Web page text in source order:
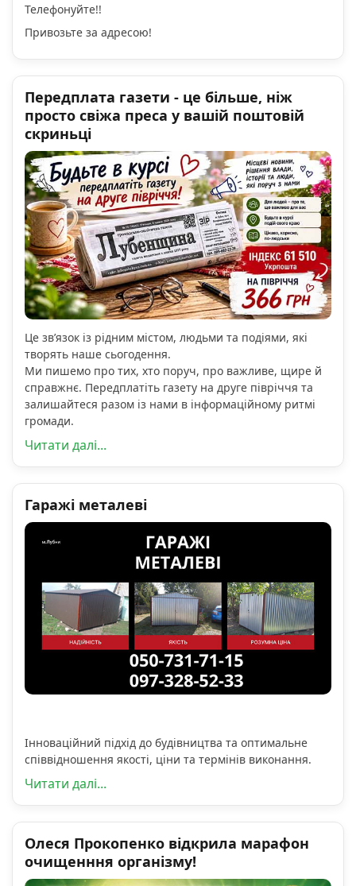
Телефонуйте!!
Привозьте за адресою!
Передплата газети - це більше, ніж
просто свіжа преса у вашій поштовій
скриньці
Це зв’язок із рідним містом, людьми та подіями, які
творять наше сьогодення.
Ми пишемо про тих, хто поруч, про важливе, щире й
справжнє. Передплатіть газету на друге півріччя та
залишайтеся разом із нами в інформаційному ритмі
громади.
Читати далі...
Гаражі металеві
Інноваційний підхід до будівництва та оптимальне
співвідношення якості, ціни та термінів виконання.
Читати далі...
Олеся Прокопенко відкрила марафон
очищенння організму!